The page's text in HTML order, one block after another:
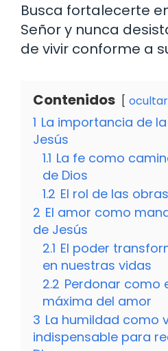
Busca fortalecerte
Señor y nunca
de vivir conforme a
Contenidos ocultar
1 La importancia de
Jesús
1.1 La fe como
de Dios
1.2 El rol de las
2 El amor como
de Jesús
2.1 El poder
en nuestras vidas
2.2 Perdonar como
máxima del amor
3 La humildad como
indispensable para